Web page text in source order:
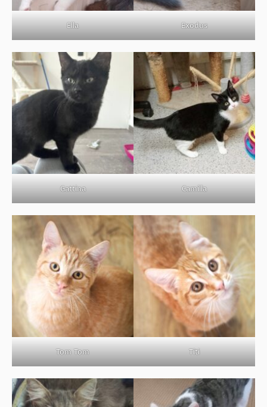
Ella Exodus
Gattina Camilla
Tom Tom Titi